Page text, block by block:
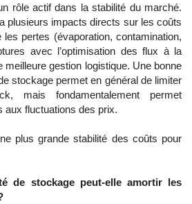
rôle actif dans la stabilité du marché.
plusieurs impacts directs sur les coûts
les pertes (évaporation, contamination,
avec l’optimisation des flux à la
meilleure gestion logistique. Une bonne
stockage permet en général de limiter
mais fondamentalement permet
aux fluctuations des prix.
plus grande stabilité des coûts pour
de stockage peut-elle amortir les